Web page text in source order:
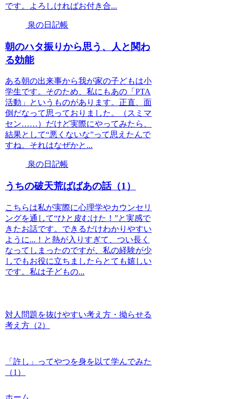
です。よろしければお付き合...
泉の日記帳
朝のハタ振りから思う、人と関わ
る効能
ある朝の出来事から我が家の子どもは小
学生です。そのため、私にもあの「PTA
活動」というものがあります。正直、面
倒だなって思っておりました。（スミマ
セン……）だけど実際にやってみたら、
結果として“悪くないな”って思えたんで
すね。それはなぜかと...
泉の日記帳
うちの破天荒ばばあの話（1）
こちらは私が実際に心理学やカウンセリ
ングを通して“ひと皮むけた！”と実感で
きたお話です。できるだけわかりやすい
ように...！と熱が入りすぎて、つい長く
なってしまったのですが、私の経験が少
しでもお役に立ちましたらとても嬉しい
です。私は子どもの...
対人問題を抜けやすい考え方・拗らせる
考え方（2）
「許し」ってやつを身を以て学んでみた
（1）